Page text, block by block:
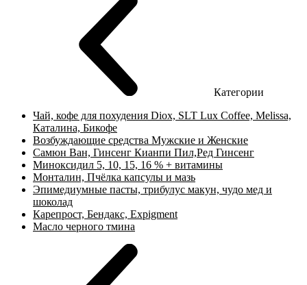
Категории
Чай, кофе для похудения Diox, SLT Lux Coffee, Melissa,
Каталина, Бикофе
Возбуждающие средства Мужские и Женские
Самюн Ван, Гинсенг Кианпи Пил,Ред Гинсенг
Миноксидил 5, 10, 15, 16 % + витамины
Монталин, Пчёлка капсулы и мазь
Эпимедиумные пасты, трибулус макун, чудо мед и
шоколад
Карепрост, Бендакс, Expigment
Масло черного тмина